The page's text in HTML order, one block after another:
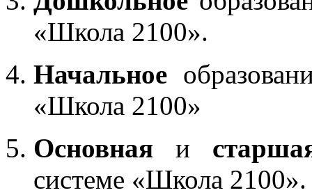
«Школа 2100».
Начальное
«Школа 2100»
Основная и
системе «Школа 2100».